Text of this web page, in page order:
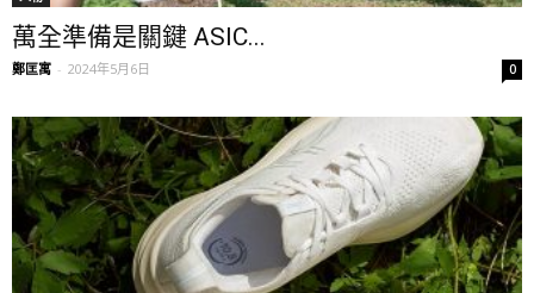
萬全準備是關鍵 ASIC...
鄭匡寓 - 2024年5月6日 0